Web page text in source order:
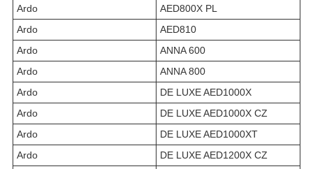
Ardo
AED800X PL
Ardo
AED810
Ardo
ANNA 600
Ardo
ANNA 800
Ardo
DE LUXE AED1000X
Ardo
DE LUXE AED1000X CZ
Ardo
DE LUXE AED1000XT
Ardo
DE LUXE AED1200X CZ